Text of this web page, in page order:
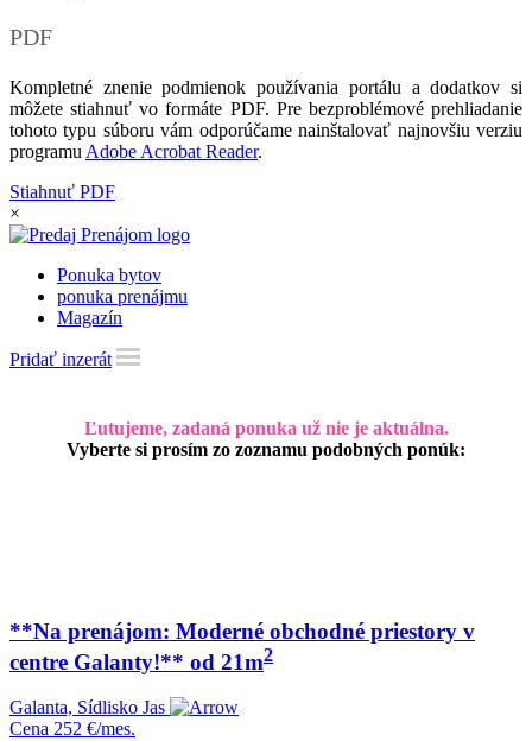
PDF
Kompletné znenie podmienok používania portálu a dodatkov si
môžete stiahnuť vo formáte PDF. Pre bezproblémové prehliadanie
tohoto typu súboru vám odporúčame nainštalovať najnovšiu verziu
programu Adobe Acrobat Reader.
Stiahnuť PDF
×
Ponuka bytov
ponuka prenájmu
Magazín
Pridať inzerát
Ľutujeme, zadaná ponuka už nie je aktuálna.
Vyberte si prosím zo zoznamu podobných ponúk:
**Na prenájom: Moderné obchodné priestory v
centre Galanty!** od 21m2
Galanta, Sídlisko Jas
Cena 252 €/mes.